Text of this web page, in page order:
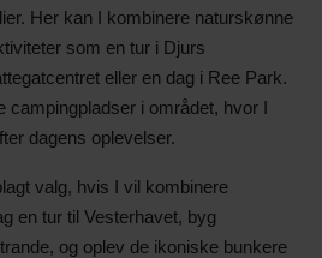
Her kan I kombinere naturskønne
som en tur i Djurs
eller en dag i Ree Park.
campingpladser i området, hvor I
dagens oplevelser.
valg, hvis I vil kombinere
en tur til Vesterhavet, byg
og oplev de ikoniske bunkere